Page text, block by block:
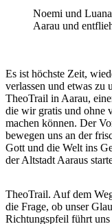
Noemi und
Aarau und
Es ist höchste Zeit,
verlassen und etwas zu
TheoTrail in Aarau,
die wir gratis und ohne
machen können. Der
bewegen uns an der
Gott und die Welt ins
der Altstadt Aaraus
TheoTrail. Auf dem
die Frage, ob unser
Richtungspfeil führt